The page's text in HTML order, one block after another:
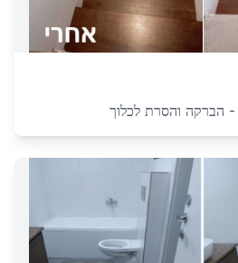
- הברקה והסרת לכלוך